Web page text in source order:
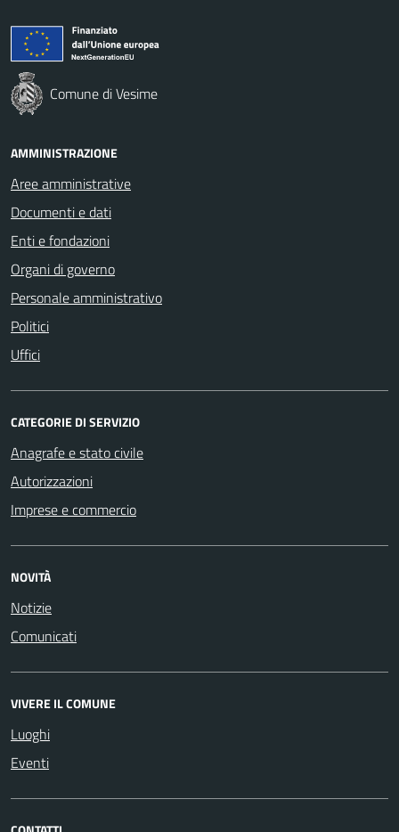
Comune di Vesime
AMMINISTRAZIONE
Aree amministrative
Documenti e dati
Enti e fondazioni
Organi di governo
Personale amministrativo
Politici
Uffici
CATEGORIE DI SERVIZIO
Anagrafe e stato civile
Autorizzazioni
Imprese e commercio
NOVITÀ
Notizie
Comunicati
VIVERE IL COMUNE
Luoghi
Eventi